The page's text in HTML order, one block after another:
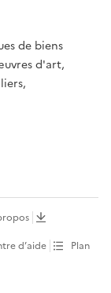
de biens
d'art,
d’aide
Plan